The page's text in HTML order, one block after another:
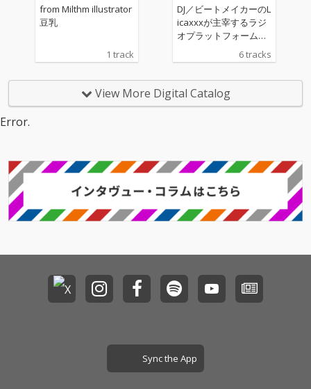
from Milthm illustrator
豆乳
1 track
DJ／ビートメイカーのL
icaxxxが主宰するラジ
オプラットフォーム
「Tokyo Community R
adio」の育成プログラ
れたデジタルコンピレ
ーションEP『SESSION
s”は、DJやトラックメ
リエイターたちが集
い、対話や共同制作を
通じて新たな表現を生
ティストたちによるコ
ラボレーション楽曲を
収録している。 『SES
ウンドや感性を持つア
6 tracks
View More Digital Catalog
Error.
Sync the App